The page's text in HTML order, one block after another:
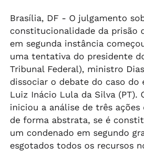
Brasília, DF - O julgamento
constitucionalidade da prisão
em segunda instância
uma tentativa do presidente
Tribunal Federal), ministro
dissociar o debate do caso do
Luiz Inácio Lula da Silva (PT).
iniciou a análise de três ações
de forma abstrata, se é
um condenado em segundo
esgotados todos os recursos